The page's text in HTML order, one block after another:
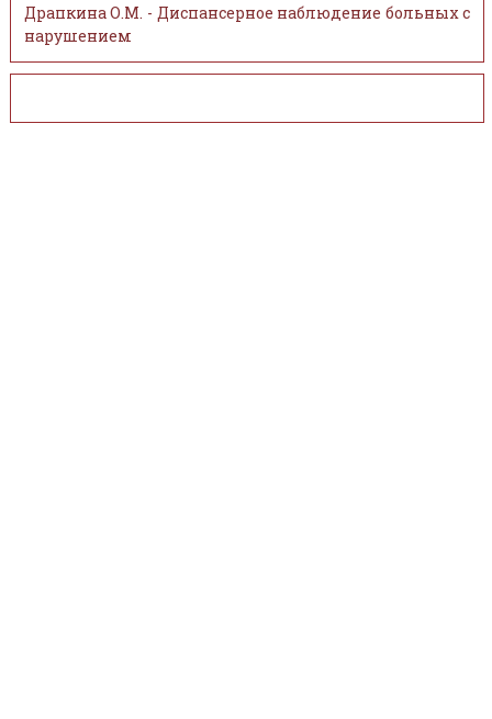
Драпкина О.М. - Диспансерное наблюдение больных с
нарушением